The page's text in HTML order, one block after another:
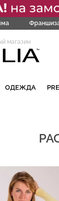
магазин
ОДЕЖДА